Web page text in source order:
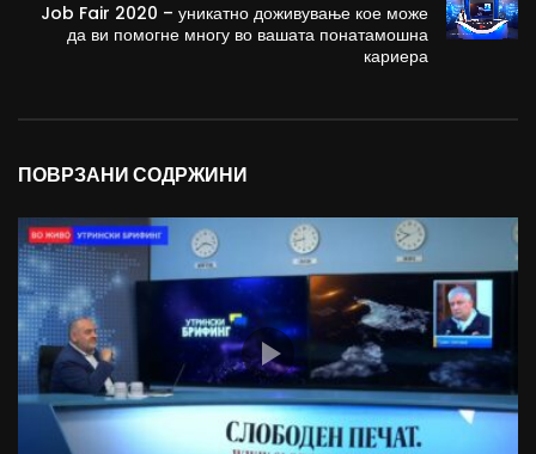
Job Fair 2020 – уникатно доживување кое може
да ви помогне многу во вашата понатамошна
кариера
ПОВРЗАНИ СОДРЖИНИ